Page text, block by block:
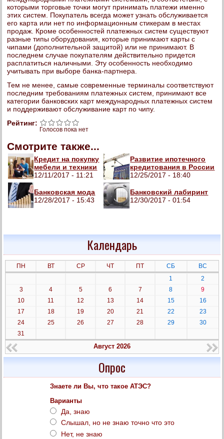
которыми торговые точки могут принимать платежи именно
этих систем. Покупатель всегда может узнать обслуживается
его карта или нет по информационным стикерам в местах
продаж. Кроме особенностей платежных систем существуют
разные типы оборудования, которые принимают карты с
чипами (дополнительной защитой) или не принимают. В
последнем случае покупателям действительно придется
расплатиться наличными. Эту особенность необходимо
учитывать при выборе банка-партнера.
Тем не менее, самые современные терминалы соответствуют
последним требованиям платежных систем, принимают все
категории банковских карт международных платежных систем
и поддерживают обслуживание карт по чипу.
Рейтинг:
Голосов пока нет
Смотрите также...
Кредит на покупку
мебели и техники
12/11/2017 - 11:21
Развитие ипотечного
кредитования в России
12/25/2017 - 18:40
Банковская мода
12/28/2017 - 15:43
Банковский лабиринт
12/30/2017 - 01:54
Календарь
ПН ВТ СР ЧТ ПТ СБ
ВС
1
2
3
4 5 6 7 8
9
10
11 12 13 14 15
16
17
18 19 20 21 22
23
24
25 26 27 28 29
30
31
Август 2026
Опрос
Знаете ли Вы, что такое АТЭС?
Варианты
Да, знаю
Слышал, но не знаю точно что это
Нет, не знаю